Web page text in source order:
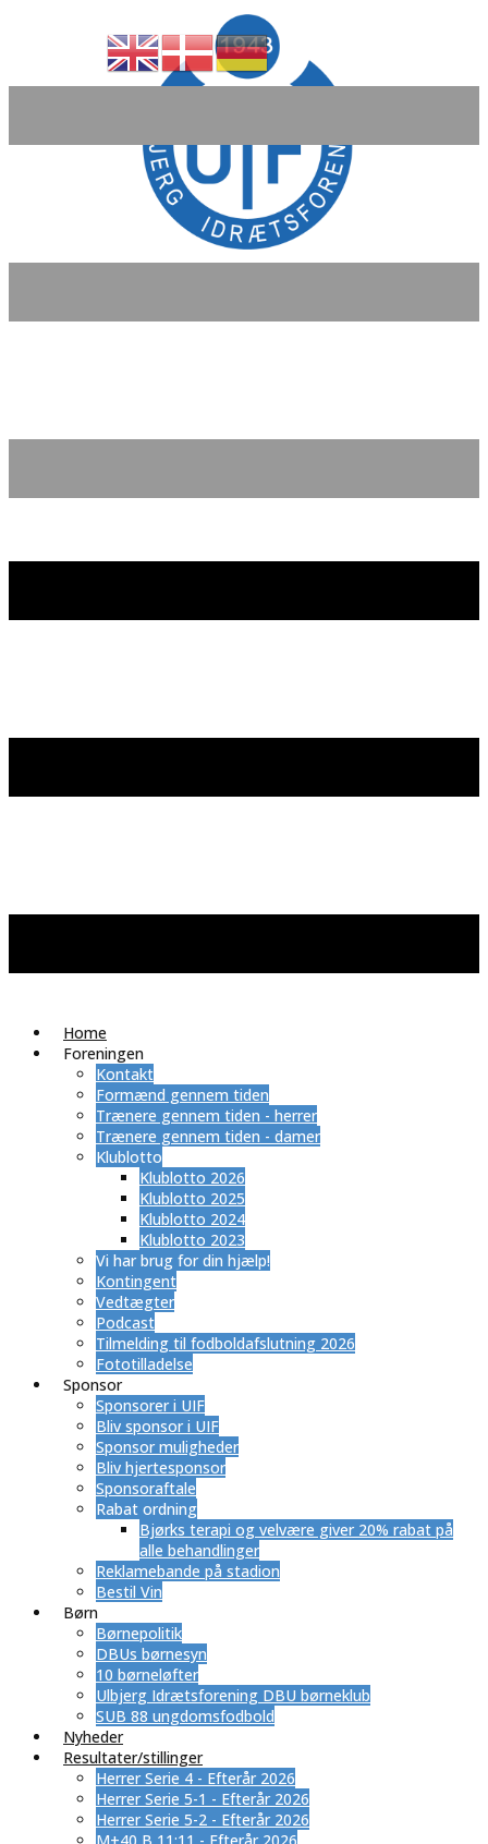
Home
Foreningen
Kontakt
Formænd gennem tiden
Trænere gennem tiden - herrer
Trænere gennem tiden - damer
Klublotto
Klublotto 2026
Klublotto 2025
Klublotto 2024
Klublotto 2023
Vi har brug for din hjælp!
Kontingent
Vedtægter
Podcast
Tilmelding til fodboldafslutning 2026
Fototilladelse
Sponsor
Sponsorer i UIF
Bliv sponsor i UIF
Sponsor muligheder
Bliv hjertesponsor
Sponsoraftale
Rabat ordning
​Bjørks terapi og velvære giver 20% rabat på
alle behandlinger
Reklamebande på stadion
Bestil Vin
Børn
Børnepolitik
DBUs børnesyn
10 børneløfter
Ulbjerg Idrætsforening DBU børneklub
SUB 88 ungdomsfodbold
Nyheder
Resultater/stillinger
Herrer Serie 4 - Efterår 2026
Herrer Serie 5-1 - Efterår 2026
Herrer Serie 5-2 - Efterår 2026